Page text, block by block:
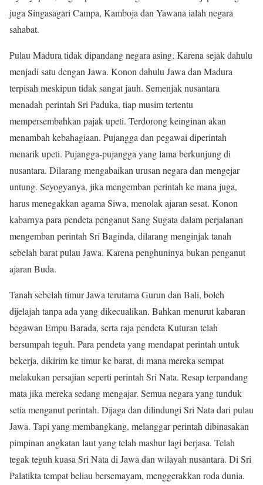
juga Singasagari Campa, Kamboja dan Yawana ialah negara
sahabat.
Pulau Madura tidak dipandang negara asing. Karena sejak dahulu
menjadi satu dengan Jawa. Konon dahulu Jawa dan Madura
terpisah meskipun tidak sangat jauh. Semenjak nusantara
menadah perintah Sri Paduka, tiap musim tertentu
mempersembahkan pajak upeti. Terdorong keinginan akan
menambah kebahagiaan. Pujangga dan pegawai diperintah
menarik upeti. Pujangga-pujangga yang lama berkunjung di
nusantara. Dilarang mengabaikan urusan negara dan mengejar
untung. Seyogyanya, jika mengemban perintah ke mana juga,
harus menegakkan agama Siwa, menolak ajaran sesat. Konon
kabarnya para pendeta penganut Sang Sugata dalam perjalanan
mengemban perintah Sri Baginda, dilarang menginjak tanah
sebelah barat pulau Jawa. Karena penghuninya bukan penganut
ajaran Buda.
Tanah sebelah timur Jawa terutama Gurun dan Bali, boleh
dijelajah tanpa ada yang dikecualikan. Bahkan menurut kabaran
begawan Empu Barada, serta raja pendeta Kuturan telah
bersumpah teguh. Para pendeta yang mendapat perintah untuk
bekerja, dikirim ke timur ke barat, di mana mereka sempat
melakukan persajian seperti perintah Sri Nata. Resap terpandang
mata jika mereka sedang mengajar. Semua negara yang tunduk
setia menganut perintah. Dijaga dan dilindungi Sri Nata dari pulau
Jawa. Tapi yang membangkang, melanggar perintah dibinasakan
pimpinan angkatan laut yang telah mashur lagi berjasa. Telah
tegak teguh kuasa Sri Nata di Jawa dan wilayah nusantara. Di Sri
Palatikta tempat beliau bersemayam, menggerakkan roda dunia.